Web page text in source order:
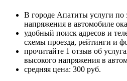
В городе Апатиты услуги по
напряжения в автомобиле
удобный поиск адресов и
схемы проезда, рейтинги и
прочитайте 1 отзыв об
высокого напряжения в
cредняя цена: 300 руб.